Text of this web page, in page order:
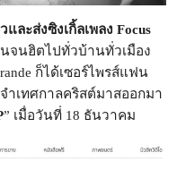
ละส่งซิงเกิ้ลเพลง Focus
จนฮิตไปทั่วบ้านทั่วเมือง
ก็ได้เซอร์ไพรส์แฟน
จำเทศกาลคริสต์มาสออกมา
” เมื่อวันที่ 18 ธันวาคม